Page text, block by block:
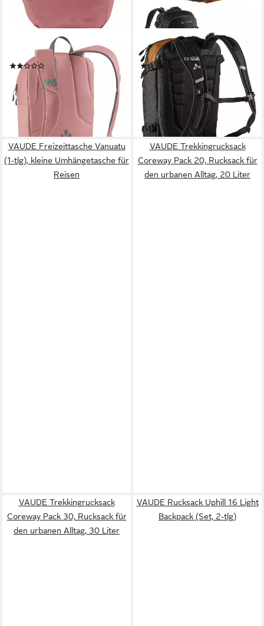
Rucksack
(1)
ab 57,85 € UVP 65,00 €
-11%
lieferbar - in 2-3 Werktagen bei dir
VAUDE
Fahrradrucksack
(1)
159,99 €
lieferbar - in 2-3 Werktagen bei dir
VAUDE Freizeittasche Vanuatu
(1-tlg), kleine Umhängetasche für
Reisen
VAUDE Trekkingrucksack
Coreway Pack 20, Rucksack für
den urbanen Alltag, 20 Liter
VAUDE Trekkingrucksack
Coreway Pack 30, Rucksack für
den urbanen Alltag, 30 Liter
VAUDE Rucksack Uphill 16 Light
Backpack (Set, 2-tlg)